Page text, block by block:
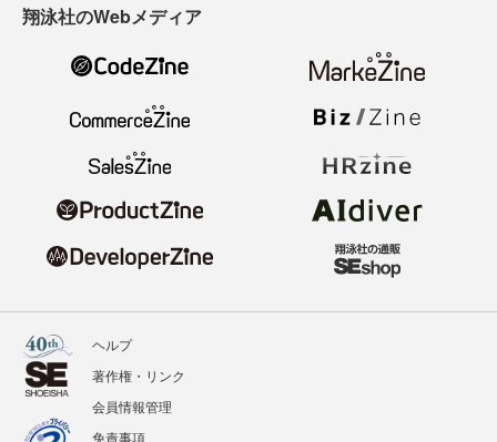
翔泳社のWebメディア
ヘルプ
著作権・リンク
会員情報管理
免責事項